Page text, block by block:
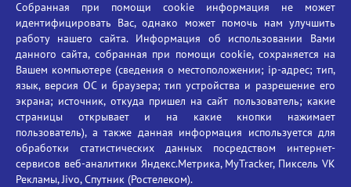
Противодействие угрозам информационной безопасности
Социальные ролики - Генеральная прокуратура РФ
Противодействие коррупции
БГУ против наркотиков
Брянский государственный университет
имени академика И.Г. Петровского
Время работы: пн-пт 09:00-18:00
E-mail: bryanskgu@mail.ru
Телефон: +7(4832)58-90-85
Собранная при помощи cookie информация не может
идентифицировать Вас, однако может помочь нам улучшить
работу нашего сайта. Информация об использовании Вами
данного сайта, собранная при помощи cookie, сохраняется на
Вашем компьютере (сведения о местоположении; ip-адрес; тип,
язык, версия ОС и браузера; тип устройства и разрешение его
экрана; источник, откуда пришел на сайт пользователь; какие
страницы открывает и на какие кнопки нажимает
пользователь), а также данная информация используется для
обработки статистических данных посредством интернет-
сервисов веб-аналитики Яндекс.Метрика, MyTracker, Пиксель VK
Рекламы, Jivo, Спутник (Ростелеком).